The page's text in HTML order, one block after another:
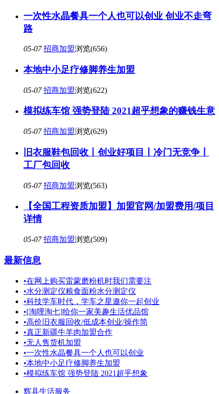
一次性水晶餐具一个人也可以创业 创业不走弯
路
05-07 招商加盟浏览(656)
本地中小足疗修脚养生加盟
05-07 招商加盟浏览(622)
模拟练车馆 强势登陆 2021超乎想象的赚钱生意
05-07 招商加盟浏览(629)
旧衣服鞋包回收丨创业好项目丨冷门无竞争丨
工厂包回收
05-07 招商加盟浏览(563)
【全国工程资质加盟】加盟官网/加盟费用/项目
详情
05-07 招商加盟浏览(509)
最新信息
•在网上购买雷蒙磨粉机时我们需要注
•水分测定仪粮食面粉水分测定仪
•科技学车时代，学车之星邀你一起创业
•[淘哩淘七]给你一家美趣生活优品馆
•高价旧衣服回收/低成本创业/操作简
•真正新疆牛羊肉加盟合作
•无人售货机加盟
•一次性水晶餐具一个人也可以创业
•本地中小足疗修脚养生加盟
•模拟练车馆 强势登陆 2021超乎想象
辉县生活服务